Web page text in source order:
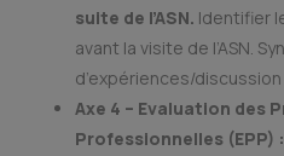
suite de l’ASN. Identifier
avant la visite de l’ASN.
d’expériences/discussion
Axe 4 – Evaluation des
Professionnelles (EPP) :